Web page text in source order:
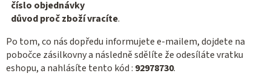
číslo objednávky
důvod proč zboží vracíte.
Po tom, co nás dopředu informujete e-mailem, dojdete na
pobočce zásilkovny a následně sdělíte že odesíláte vratku
eshopu, a nahlásíte tento kód : 92978730.